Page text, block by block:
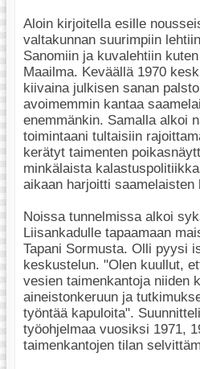
Aloin kirjoitella esille
valtakunnan suurimpiin
Sanomiin ja kuvalehtiin
Maailma. Keväällä 1970
kiivaina julkisen sanan
avoimemmin kantaa
enemmänkin. Samalla alkoi
toimintaani tultaisiin
kerätyt taimenten
minkälaista
aikaan harjoitti saamelaisten
Noissa tunnelmissa alkoi
Liisankadulle tapaamaan
Tapani Sormusta. Olli pyysi
keskustelun. "Olen kuullut,
vesien taimenkantoja niiden
aineistonkeruun ja
työntää kapuloita".
työohjelmaa vuosiksi 1971,
taimenkantojen tilan